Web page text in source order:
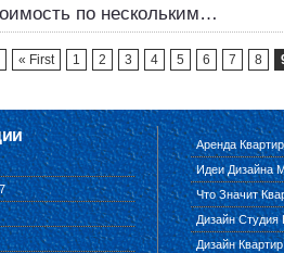
по нескольким…
« First 1 2 3 4 5 6 7 8
Аренда
Идеи Дизайна
Что Значит
Дизайн Студия
Дизайн